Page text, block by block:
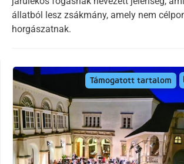
állatból lesz zsákmány, amely nem
horgászatnak.
Támogatott tartalom